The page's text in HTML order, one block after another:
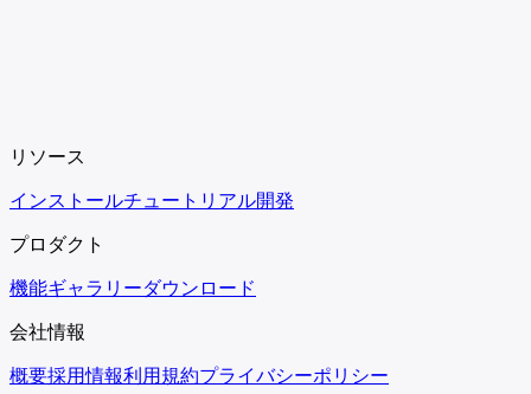
リソース
インストールチュートリアル開発
プロダクト
機能ギャラリーダウンロード
会社情報
概要採用情報利用規約プライバシーポリシー